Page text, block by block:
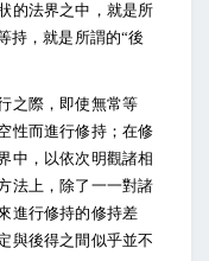
的法界之中，就是所
持，就是所謂的“後
之際，即使無常等
性而進行修持；在修
中，以依次明觀諸相
法上，除了一一對諸
進行修持的修持差
與後得之間似乎並不